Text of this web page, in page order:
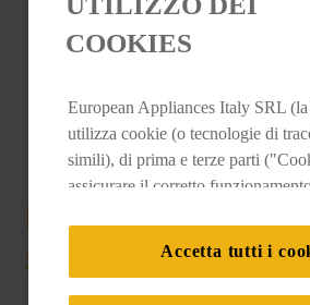
COOKIES
European Appliances Italy SRL
utilizza cookie (o tecnologie di
simili), di prima e terze parti
assicurare il corretto
Accetta tutti i